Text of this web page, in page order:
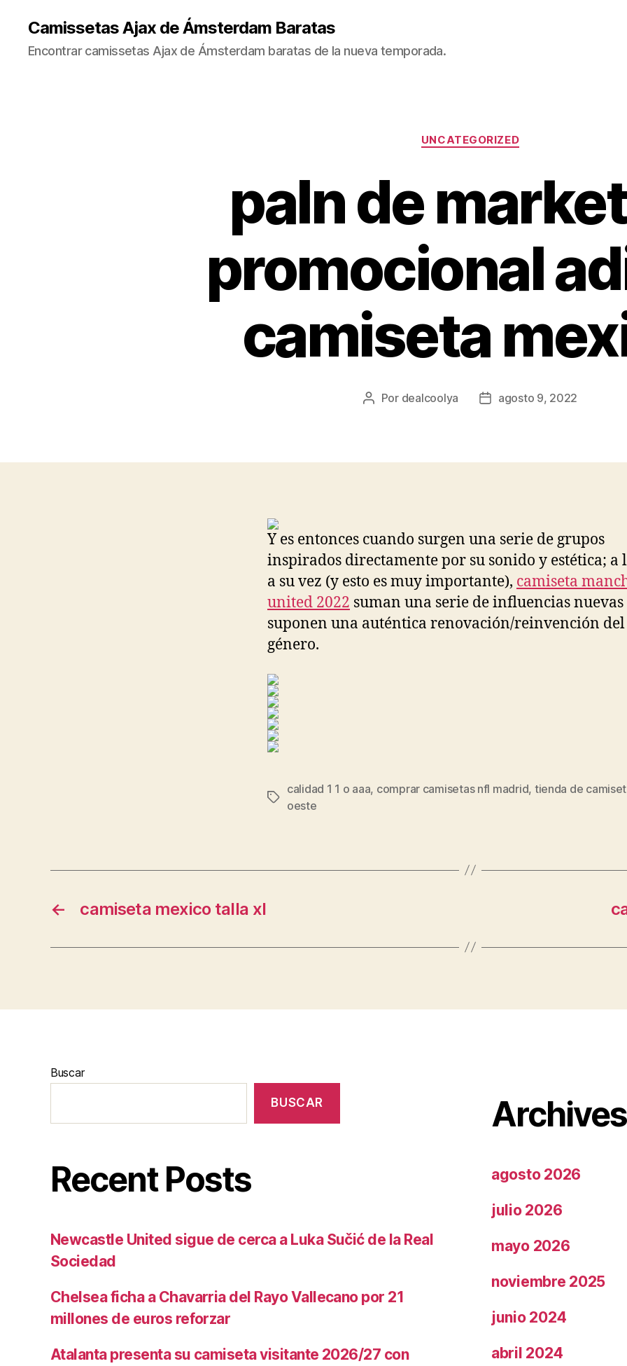
Camissetas Ajax de Ámsterdam Baratas
Encontrar camissetas Ajax de Ámsterdam baratas de la nueva temporada.
Categorías
UNCATEGORIZED
paln de
promocional
camiseta
Autor
Por dealcoolya
Fechaagosto 9, 2022
Y es entonces cuando surgen una serie de grupos
inspirados directamente por su sonido y estética; a
a su vez (y esto es muy importante), camiseta
united 2022 suman una serie de influencias nuevas
suponen una auténtica renovación/reinvención del
género.
Etiquetas
calidad 1 1 o aaa, comprar camisetas nfl madrid, tienda de
oeste
← camiseta mexico talla xl
Buscar
BUSCAR
Recent Posts
Newcastle United sigue de cerca a Luka Sučić de la Real
Sociedad
Chelsea ficha a Chavarria del Rayo Vallecano por 21
millones de euros reforzar
Atalanta presenta su camiseta visitante 2026/27 con
Archives
agosto 2026
julio 2026
mayo 2026
noviembre 2025
junio 2024
abril 2024